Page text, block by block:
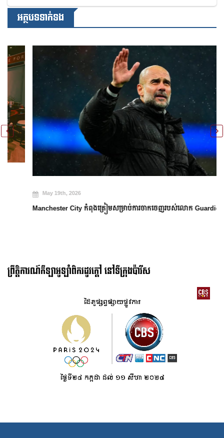
អត្ថបទទាក់ទង
May 19th, 2026
Manchester City កំពុងត្រៀមសម្រាប់ការចាកចេញរបស់លោក Guardiola
ព្រឹត្តិការណ៍កីឡាអូឡាំពិករដូវក្ដៅ នៅទីក្រុងប៉ារីស